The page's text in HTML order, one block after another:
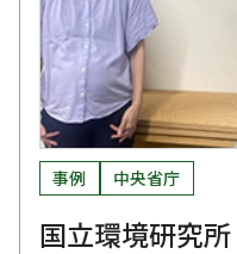
事例 中央省庁
国立環境研究所